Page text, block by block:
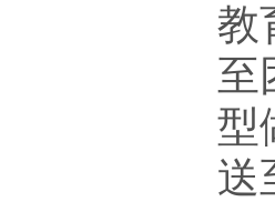
教
至
型
送